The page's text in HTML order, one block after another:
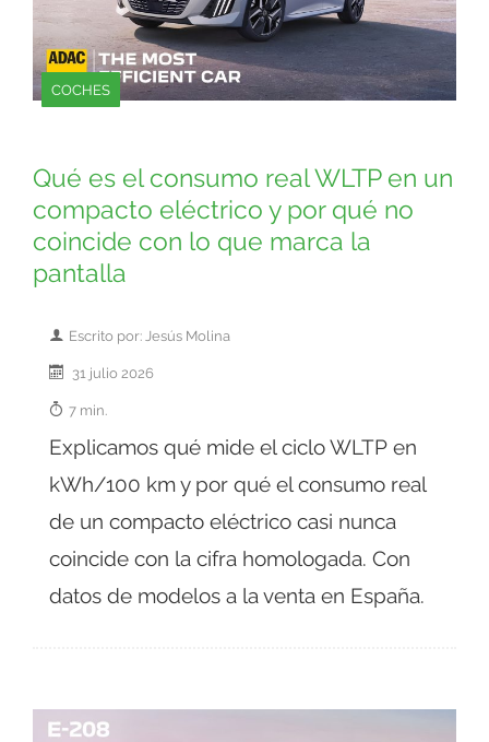
COCHES
Qué es el consumo real WLTP en un
compacto eléctrico y por qué no
coincide con lo que marca la
pantalla
Escrito por: Jesús Molina
31 julio 2026
7 min.
Explicamos qué mide el ciclo WLTP en
kWh/100 km y por qué el consumo real
de un compacto eléctrico casi nunca
coincide con la cifra homologada. Con
datos de modelos a la venta en España.